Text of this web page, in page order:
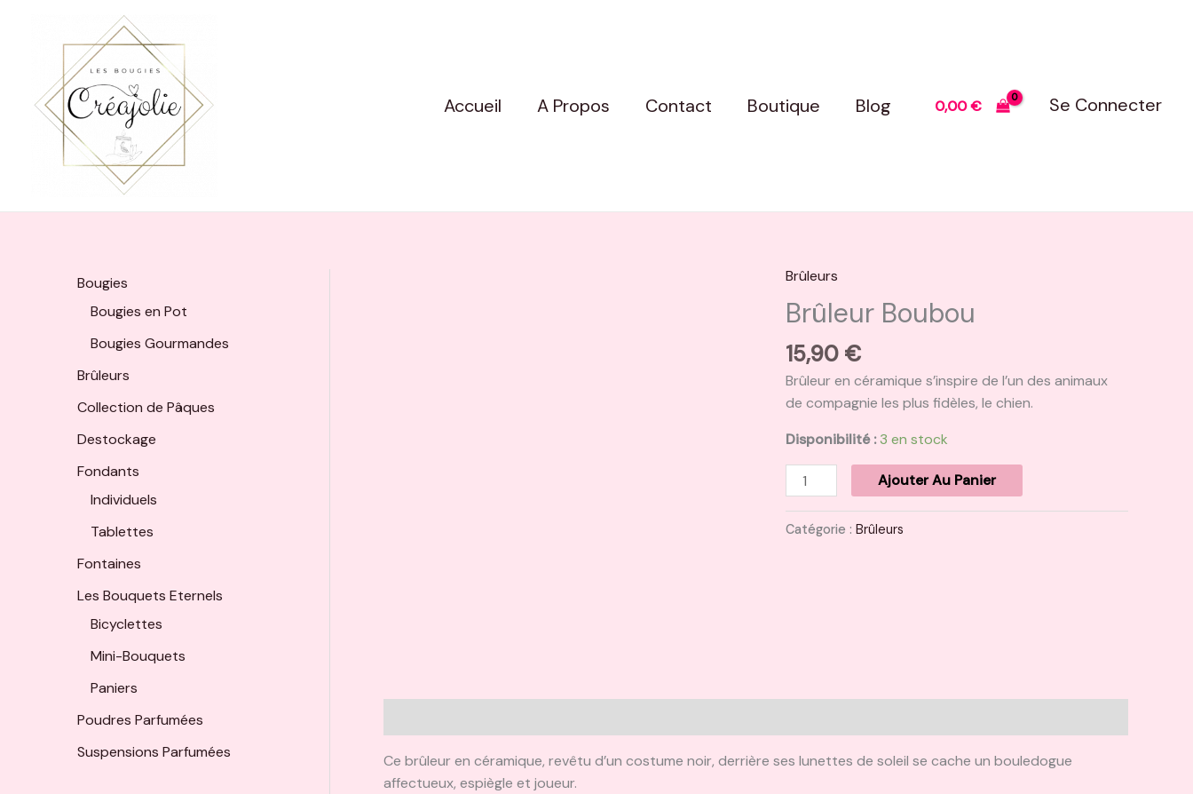
Accueil A Propos Contact Boutique Blog 0,00€ Se Connecter
Bougies
Bougies en Pot
Bougies Gourmandes
Brûleurs
Collection de Pâques
Destockage
Fondants
Individuels
Tablettes
Fontaines
Les Bouquets Eternels
Bicyclettes
Mini-Bouquets
Paniers
Poudres Parfumées
Suspensions Parfumées
Brûleurs
Brûleur Boubou
15,90 €
Brûleur en céramique s’inspire de l’un des animaux
de compagnie les plus fidèles, le chien.
Disponibilité : 3 en stock
quantité
de
Brûleur
Boubou
Ajouter Au Panier
Catégorie :Brûleurs
Ce brûleur en céramique, revêtu d’un costume noir, derrière ses lunettes de soleil se cache un bouledogue
affectueux, espiègle et joueur.